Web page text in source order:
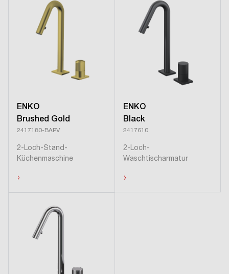
ENKO
Brushed Gold
2417180-BAPV
2-Loch-Stand-
Küchenmaschine
›
ENKO
Black
2417610
2-Loch-
Waschtischarmatur
›